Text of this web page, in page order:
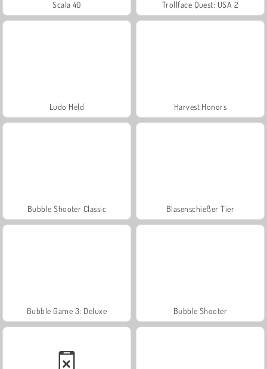
Scala 40 Trollface Quest: USA 2
Ludo Held Harvest Honors
Bubble Shooter Classic Blasenschießer Tier
Bubble Game 3: Deluxe Bubble Shooter